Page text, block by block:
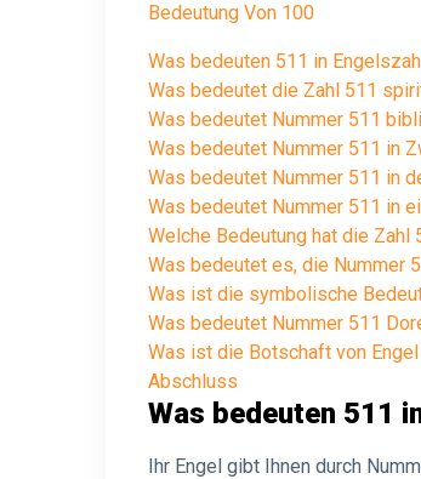
Bedeutung Von 100
Was bedeuten 511 in
Was bedeutet die Zahl 511
Was bedeutet Nummer 511
Was bedeutet Nummer 511 in
Was bedeutet Nummer 511 in
Was bedeutet Nummer 511 in
Welche Bedeutung hat die Zahl
Was bedeutet es, die Nummer
Was ist die symbolische
Was bedeutet Nummer 511
Was ist die Botschaft von
Abschluss
Was bedeuten 511
Ihr Engel gibt Ihnen durch